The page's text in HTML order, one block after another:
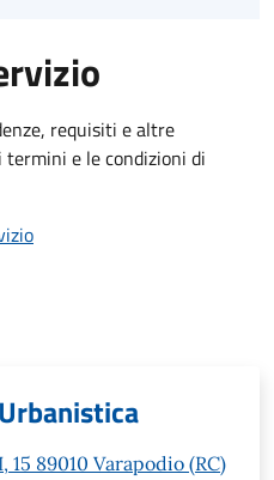
requisiti e altre
e le condizioni di
15 89010 Varapodio (RC)